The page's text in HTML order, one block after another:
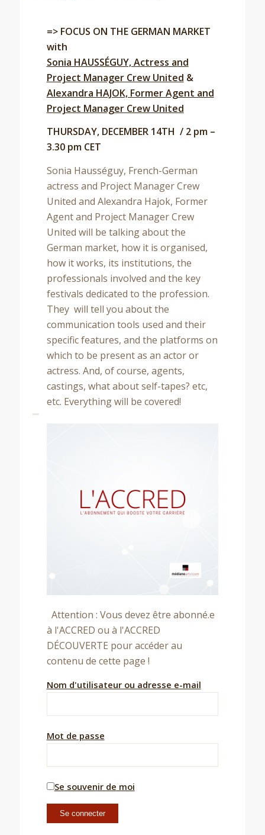
=> FOCUS ON THE GERMAN MARKET
with
Sonia HAUSSÉGUY, Actress and
Project Manager Crew United &
Alexandra HAJOK, Former Agent and
Project Manager Crew United
THURSDAY, DECEMBER 14TH / 2 pm –
3.30 pm CET
Sonia Hausséguy, French-German
actress and Project Manager Crew
United and Alexandra Hajok, Former
Agent and Project Manager Crew
United will be talking about the
German market, how it is organised,
how it works, its institutions, the
professionals involved and the key
festivals dedicated to the profession.
They will tell you about the
communication tools used and their
specific features, and the platforms on
which to be present as an actor or
actress. And, of course, agents,
castings, what about self-tapes? etc,
etc. Everything will be covered!
Attention : Vous devez être abonné.e
à l'ACCRED ou à l'ACCRED
DÉCOUVERTE pour accéder au
contenu de cette page !
Nom d'utilisateur ou adresse e-mail
Mot de passe
Se souvenir de moi